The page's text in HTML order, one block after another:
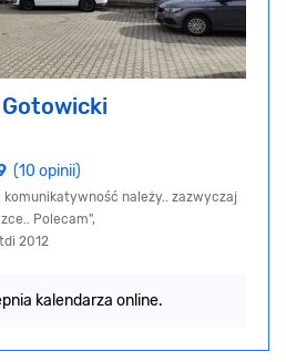
Gotowicki
(10 opinii)
komunikatywność należy.. zazwyczaj
Polecam",
2012
kalendarza online.